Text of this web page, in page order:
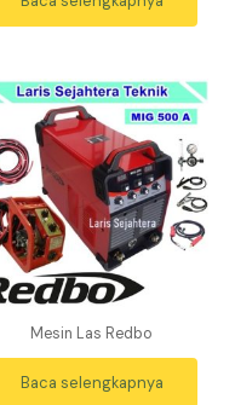
Mesin Las Redbo
Baca selengkapnya